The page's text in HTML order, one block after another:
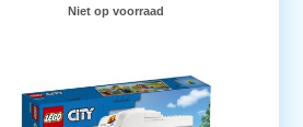
Niet op voorraad